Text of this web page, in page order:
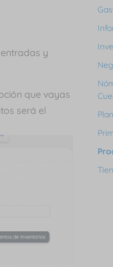
y
que vayas
será el